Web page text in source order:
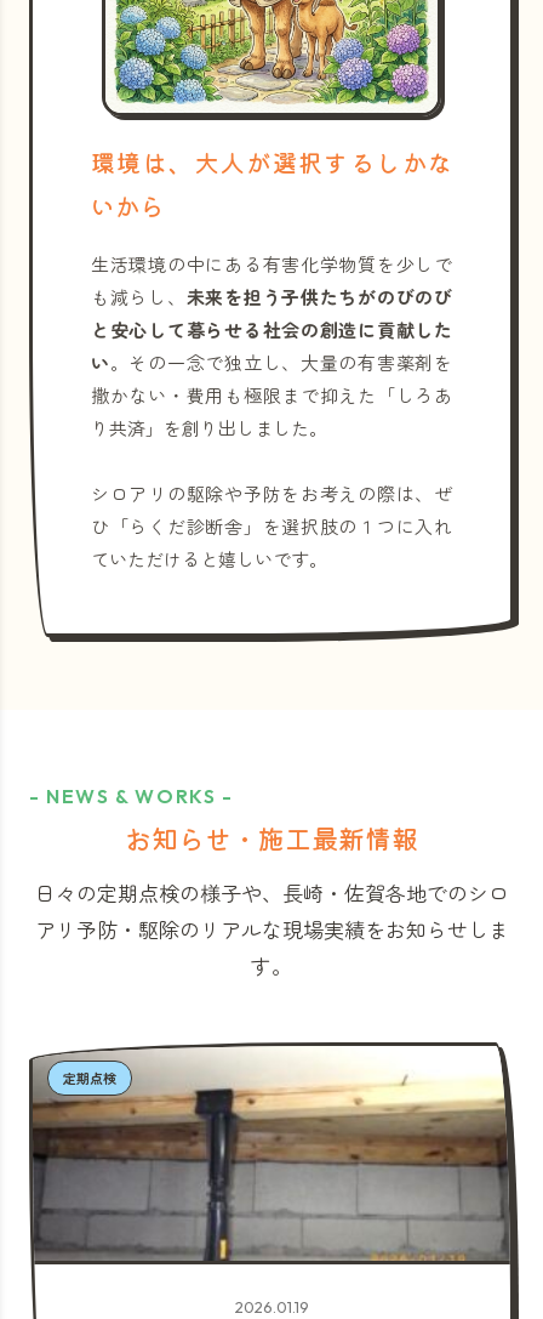
環境は、大人が選択するしかな
いから
生活環境の中にある有害化学物質を少しで
も減らし、 未来を担う子供たちがのびのび
と安心して暮らせる社会の創造に貢献した
い。その一念で独立し、大量の有害薬剤を
撒かない・費用も極限まで抑えた「しろあ
り共済」を創り出しました。
シロアリの駆除や予防をお考えの際は、ぜ
ひ「らくだ診断舎」を選択肢の１つに入れ
ていただけると嬉しいです。
- NEWS & WORKS -
お知らせ・施工最新情報
日々の定期点検の様子や、長崎・佐賀各地でのシロ
アリ予防・駆除のリアルな現場実績をお知らせしま
す。
定期点検
2026.01.19